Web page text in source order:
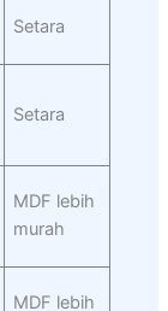
Setara
Setara
MDF lebih
murah
MDF lebih